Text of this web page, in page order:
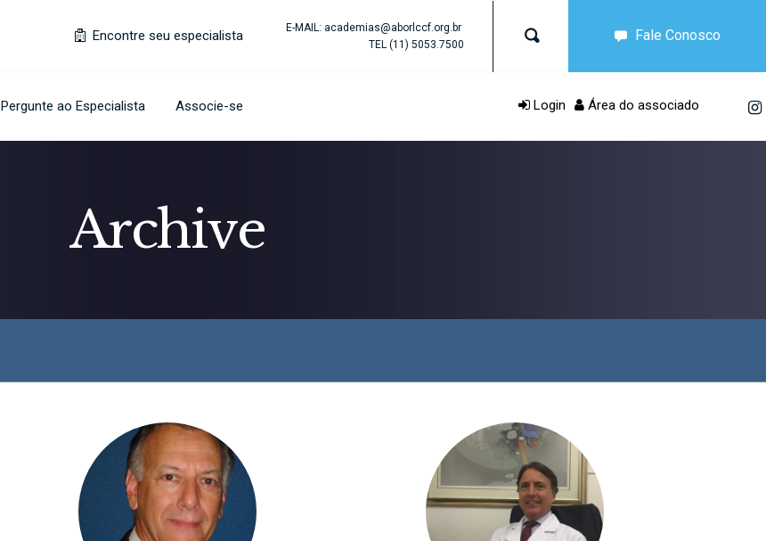
Encontre seu especialista
E-MAIL: academias@aborlccf.org.br
TEL (11) 5053.7500
Fale Conosco
Pergunte ao Especialista Associe-se Login Área do associado
Archive